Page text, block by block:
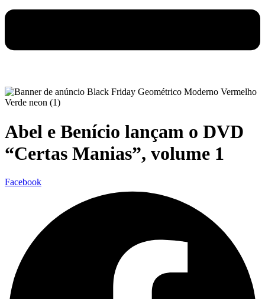
Abel e Benício lançam o DVD
“Certas Manias”, volume 1
Facebook